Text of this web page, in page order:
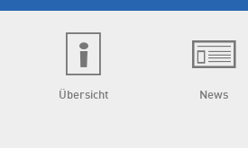
Übersicht News